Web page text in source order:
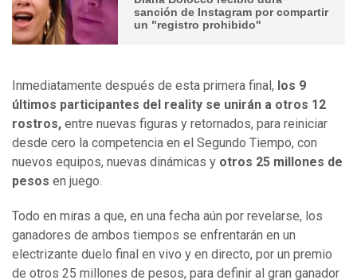
sanción de Instagram por compartir
un "registro prohibido"
Inmediatamente después de esta primera final, los 9
últimos participantes del reality se unirán a otros 12
rostros, entre nuevas figuras y retornados, para reiniciar
desde cero la competencia en el Segundo Tiempo, con
nuevos equipos, nuevas dinámicas y otros 25 millones de
pesos en juego.
Todo en miras a que, en una fecha aún por revelarse, los
ganadores de ambos tiempos se enfrentarán en un
electrizante duelo final en vivo y en directo, por un premio
de otros 25 millones de pesos, para definir al gran ganador